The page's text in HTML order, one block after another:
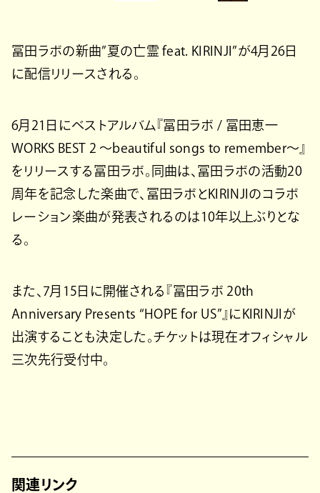
冨田ラボの新曲”夏の亡霊 feat. KIRINJI”が4月26日
に配信リリースされる。
6月21日にベストアルバム『冨田ラボ / 冨田恵一
WORKS BEST 2 〜beautiful songs to remember〜』
をリリースする冨田ラボ。同曲は、冨田ラボの活動20
周年を記念した楽曲で、冨田ラボとKIRINJIのコラボ
レーション楽曲が発表されるのは10年以上ぶりとな
る。
また、7月15日に開催される『冨田ラボ 20th
Anniversary Presents “HOPE for US”』にKIRINJIが
出演することも決定した。チケットは現在オフィシャル
三次先行受付中。
関連リンク